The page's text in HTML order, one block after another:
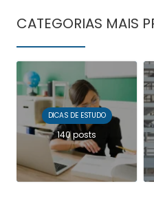
CATEGORIAS MAIS
DICAS DE ESTUDO
140 posts